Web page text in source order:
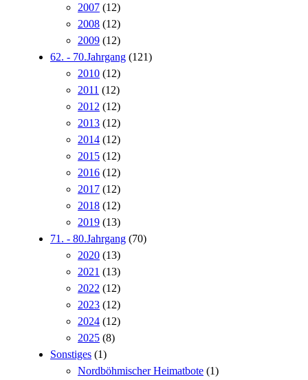
2007 (12)
2008 (12)
2009 (12)
62. - 70.Jahrgang (121)
2010 (12)
2011 (12)
2012 (12)
2013 (12)
2014 (12)
2015 (12)
2016 (12)
2017 (12)
2018 (12)
2019 (13)
71. - 80.Jahrgang (70)
2020 (13)
2021 (13)
2022 (12)
2023 (12)
2024 (12)
2025 (8)
Sonstiges (1)
Nordböhmischer Heimatbote (1)